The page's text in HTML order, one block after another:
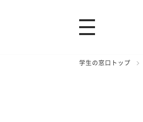
学生の窓口トップ